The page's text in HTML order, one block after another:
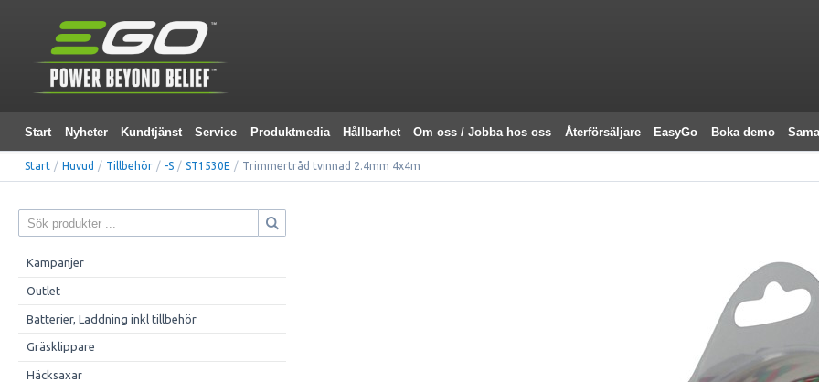
Start Nyheter Kundtjänst Service Produktmedia Hållbarhet Om oss / Jobba hos oss Återförsäljare EasyGo Boka demo
Start / Huvud / Tillbehör / -S / ST1530E / Trimmertråd tvinnad 2.4mm 4x4m
Kampanjer
Outlet
Batterier, Laddning inkl tillbehör
Gräsklippare
Häcksaxar